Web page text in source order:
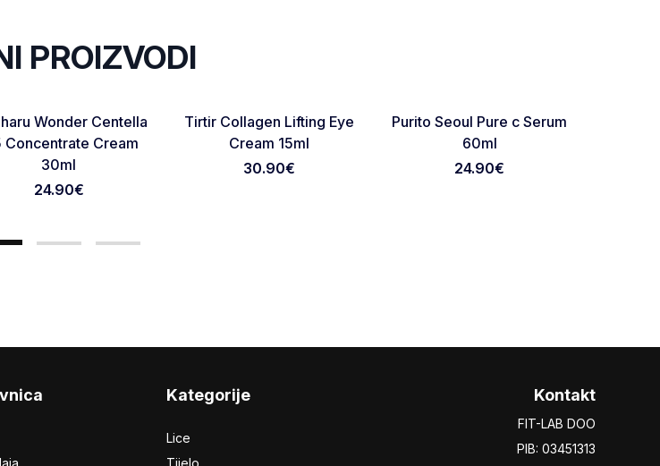
Pošaljite pregled
PROIZVODI
Favorite
Wonder Centella
Concentrate Cream
30ml
24.90€
Favorite
Tirtir Collagen Lifting Eye
Cream 15ml
30.90€
Favorite
Purito Seoul Pure c Serum
60ml
24.90€
Kategorije
Lice
Tijelo
Kontakt
FIT-LAB DOO
PIB: 03451313